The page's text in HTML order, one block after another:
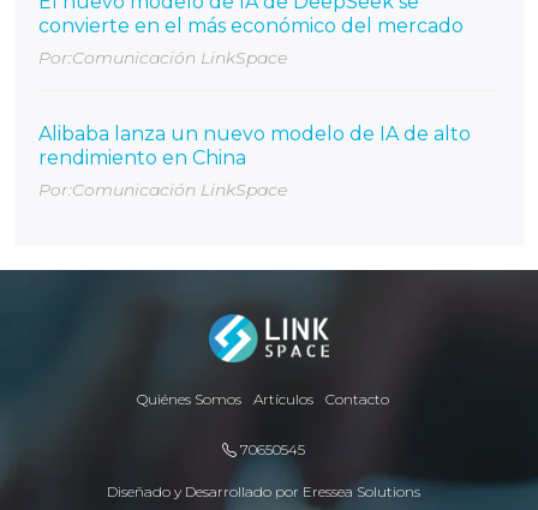
convierte en el más económico del mercado
Por:Comunicación LinkSpace
Alibaba lanza un nuevo modelo de IA de alto
rendimiento en China
Por:Comunicación LinkSpace
Quiénes Somos Artículos Contacto
70650545
Diseñado y Desarrollado por Eressea Solutions